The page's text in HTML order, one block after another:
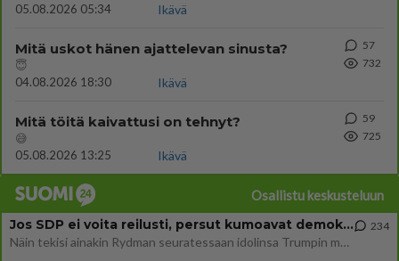
05.08.2026 05:34
Ikävä
Mitä uskot hänen ajattelevan sinusta?
😇
04.08.2026 18:30
Ikävä
57
732
Mitä töitä kaivattusi on tehnyt?
😅
05.08.2026 13:25
Ikävä
59
725
Osallistu keskusteluun
Jos SDP ei voita reilusti, persut kumoavat demokratian Suomesta
Näin tekisi ainakin Rydman seuratessaan idolinsa Trumpin mallia https://www.is.fi/politiikka/art-2000012187244.html
234